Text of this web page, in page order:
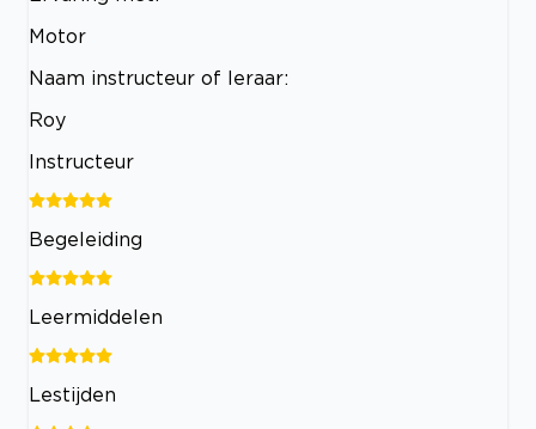
Motor
Naam instructeur of leraar:
Roy
Instructeur
Begeleiding
Leermiddelen
Lestijden